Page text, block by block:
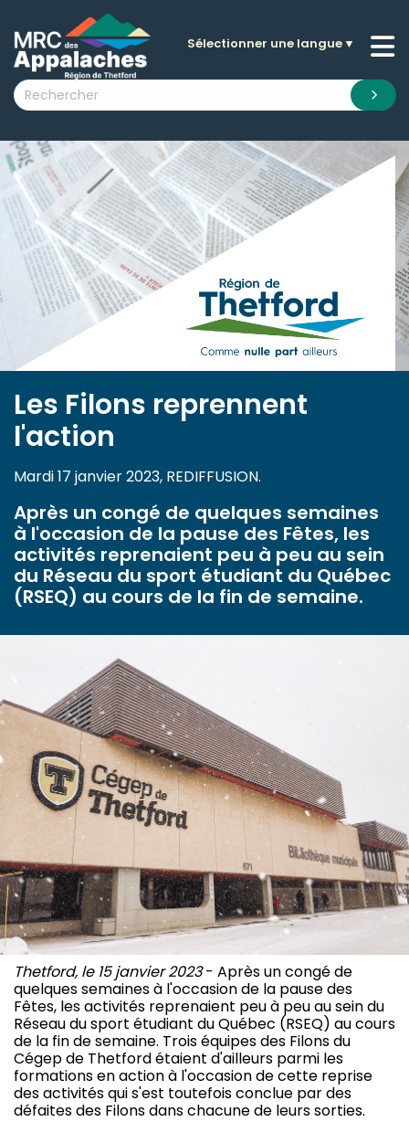
submenu (La MRC )
submenu (Citoyens )
submenu (Visiteurs )
submenu (Nouvelles )
submenu (Documentation )
Sélectionner une langue▼
Les Filons reprennent
l'action
Mardi 17 janvier 2023, REDIFFUSION.
Après un congé de quelques semaines
à l'occasion de la pause des Fêtes, les
activités reprenaient peu à peu au sein
du Réseau du sport étudiant du Québec
(RSEQ) au cours de la fin de semaine.
Thetford, le 15 janvier 2023- Après un congé de
quelques semaines à l'occasion de la pause des
Fêtes, les activités reprenaient peu à peu au sein du
Réseau du sport étudiant du Québec (RSEQ) au cours
de la fin de semaine. Trois équipes des Filons du
Cégep de Thetford étaient d'ailleurs parmi les
formations en action à l'occasion de cette reprise
des activités qui s'est toutefois conclue par des
défaites des Filons dans chacune de leurs sorties.